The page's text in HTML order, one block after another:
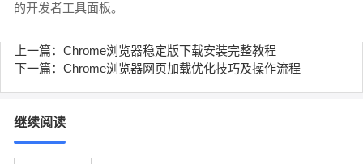
的开发者工具面板。
上一篇：Chrome浏览器稳定版下载安装完整教程
下一篇：Chrome浏览器网页加载优化技巧及操作流程
继续阅读